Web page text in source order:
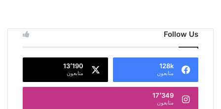
Follow Us
128k
متابعون
13٬190
متابعون
17٬349
متابعون